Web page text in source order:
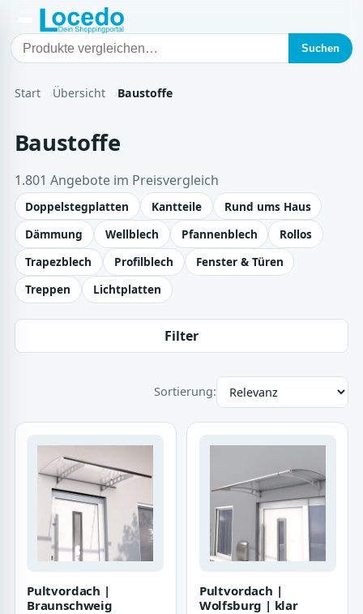
Suchen
Start Übersicht Baustoffe
Baustoffe
1.801 Angebote im Preisvergleich
Doppelstegplatten Kantteile
Rund ums Haus
Dämmung
Wellblech Pfannenblech
Rollos
Trapezblech
Profilblech
Fenster & Türen
Treppen
Lichtplatten
Filter
Sortierung:
Pultvordach |
Braunschweig
Pultvordach |
Wolfsburg | klar